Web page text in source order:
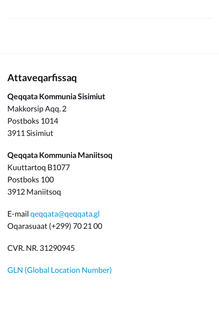
Attaveqarfissaq
Qeqqata Kommunia Sisimiut
Makkorsip Aqq. 2
Postboks 1014
3911 Sisimiut
Qeqqata Kommunia Maniitsoq
Kuuttartoq B1077
Postboks 100
3912 Maniitsoq
E-mail qeqqata@qeqqata.gl
Oqarasuaat (+299) 70 21 00
CVR. NR. 31290945
GLN (Global Location Number)